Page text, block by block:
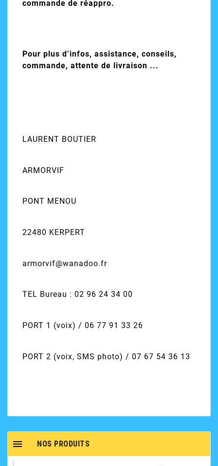
commande de réappro.
Pour plus d’infos, assistance, conseils,
commande, attente de livraison ...
LAURENT BOUTIER
ARMORVIF
PONT MENOU
22480 KERPERT
armorvif@wanadoo.fr
TEL Bureau : 02 96 24 34 00
PORT 1 (voix) / 06 77 91 33 26
PORT 2 (voix, SMS photo) / 07 67 54 36 13
NOS PRODUITS
